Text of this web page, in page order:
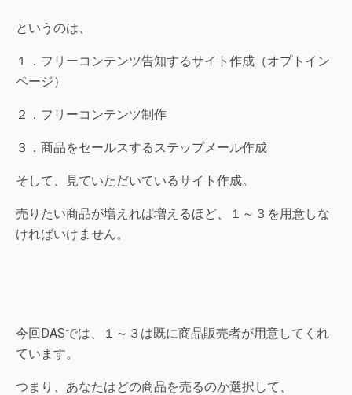
というのは、
１．フリーコンテンツ告知するサイト作成（オプトイン
ページ）
２．フリーコンテンツ制作
３．商品をセールスするステップメール作成
そして、見ていただいているサイト作成。
売りたい商品が増えれば増えるほど、１～３を用意しな
ければいけません。
今回DASでは、１～３は既に商品販売者が用意してくれ
ています。
つまり、あなたはどの商品を売るのか選択して、